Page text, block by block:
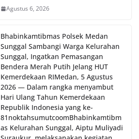
Agustus 6, 2026
Bhabinkamtibmas Polsek Medan
Sunggal Sambangi Warga Kelurahan
Sunggal, Ingatkan Pemasangan
Bendera Merah Putih Jelang HUT
Kemerdekaan RI‎‎Medan, 5 Agustus
2026 — Dalam rangka menyambut
Hari Ulang Tahun Kemerdekaan
Republik Indonesia yang ke-
81noktahsumutcoomBhabinkamtibm
as Kelurahan Sunggal, Aiptu Muliyadi